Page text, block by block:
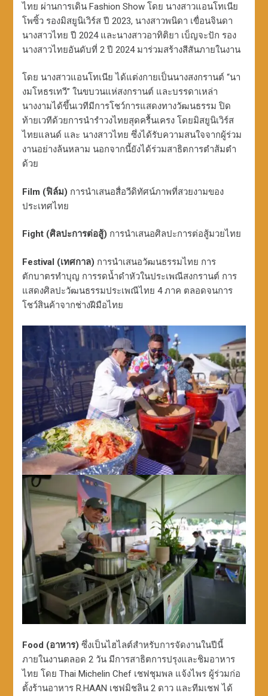
ไทย ผ่านการเดิน Fashion Show โดย นางสาวแอนโทเนีย
โพซิ้ว รองมิสยูนิเวิร์ส ปี 2023, นางสาวพนิดา เขื่อนจินดา
นางสาวไทย ปี 2024 และนางสาวอาทิติยา เบ็ญจะปัก รอง
นางสาวไทยอันดับที่ 2 ปี 2024 มาร่วมสร้างสีสันภายในงาน
โดย นางสาวแอนโทเนีย ได้แต่งกายเป็นนางสงกรานต์ “นา
งมโหธรเทวี” ในขบวนแห่สงกรานต์ และบรรดาเหล่า
นางงามได้ขึ้นเวทีมีการโชว์การแสดงทางวัฒนธรรม ปิด
ท้ายเวทีด้วยการนำรำวงไทยสุดครื้นเครง โดยมิสยูนิเวิร์ส
ไทยแลนด์ และ นางสาวไทย ซึ่งได้รับความสนใจจากผู้ร่วม
งานอย่างล้นหลาม นอกจากนี้ยังได้ร่วมสาธิตการตำส้มตำ
ด้วย
Film (ฟิล์ม) การนำเสนอสื่อวีดิทัศน์ภาพที่สวยงามของ
ประเทศไทย
Fight (ศิลปะการต่อสู้) การนำเสนอศิลปะการต่อสู้มวยไทย
Festival (เทศกาล) การนำเสนอวัฒนธรรมไทย การ
ตักบาตรทำบุญ การรดน้ำดำหัวในประเพณีสงกรานต์ การ
แสดงศิลปะวัฒนธรรมประเพณีไทย 4 ภาค ตลอดจนการ
โชว์สินค้าจากช่างฝีมือไทย
Food (อาหาร) ซึ่งเป็นไฮไลต์สำหรับการจัดงานในปีนี้
ภายในงานตลอด 2 วัน มีการสาธิตการปรุงและชิมอาหาร
ไทย โดย Thai Michelin Chef เชฟชุมพล แจ้งไพร ผู้ร่วมก่อ
ตั้งร้านอาหาร R.HAAN เชฟมิชลิน 2 ดาว และทีมเชฟ ได้